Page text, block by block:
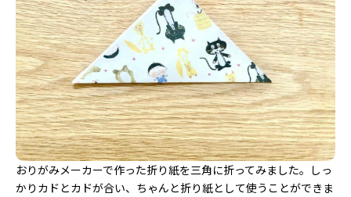
おりがみメーカーで作った折り紙を三角に折ってみました。しっ
かりカドとカドが合い、ちゃんと折り紙として使うことができま